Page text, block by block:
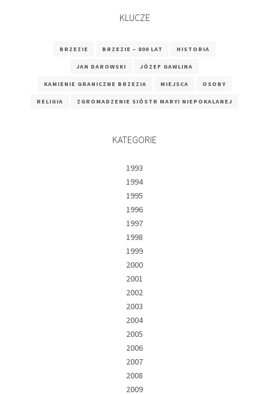
KLUCZE
BRZEZIE BRZEZIE – 800 LAT HISTORIA
JAN DAROWSKI JÓZEF GAWLINA
KAMIENIE GRANICZNE BRZEZIA MIEJSCA OSOBY
RELIGIA ZGROMADZENIE SIÓSTR MARYI NIEPOKALANEJ
KATEGORIE
1993
1994
1995
1996
1997
1998
1999
2000
2001
2002
2003
2004
2005
2006
2007
2008
2009